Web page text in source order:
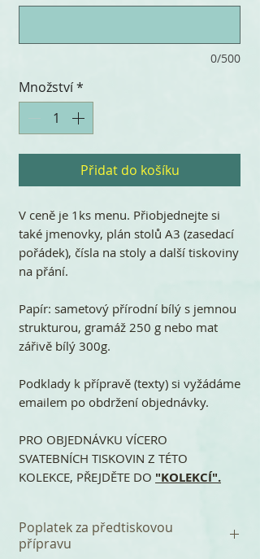
0/500
Množství*
Přidat do košíku
V ceně je 1ks menu. Přiobjednejte si
také jmenovky, plán stolů A3 (zasedací
pořádek), čísla na stoly a další tiskoviny
na přání.
Papír: sametový přírodní bílý s jemnou
strukturou, gramáž 250 g nebo mat
zářivě bílý 300g.
Podklady k přípravě (texty) si vyžádáme
emailem po obdržení objednávky.
PRO OBJEDNÁVKU VÍCERO
SVATEBNÍCH TISKOVIN Z TÉTO
KOLEKCE, PŘEJDĚTE DO "KOLEKCÍ".
Poplatek za předtiskovou
přípravu